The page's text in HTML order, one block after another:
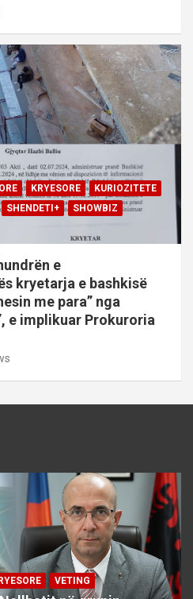
KRYESORE
KURIOZITETE
SHENDETI+
SHOWBIZ
e
kryetarja e bashkisë
me para” nga
e implikuar Prokuroria
VETING